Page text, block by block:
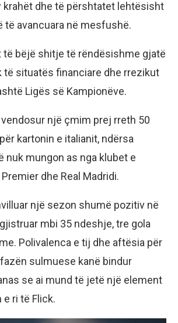
krahët dhe të përshtatet lehtësisht
të avancuara në mesfushë.
bëjë shitje të rëndësishme gjatë
të situatës financiare dhe rrezikut
Ligës së Kampionëve.
një çmim prej rreth 50
kartonin e italianit, ndërsa
nuk mungon as nga klubet e
dhe Real Madridi.
një sezon shumë pozitiv në
mbi 35 ndeshje, tre gola
Polivalenca e tij dhe aftësia për
sulmuese kanë bindur
se ai mund të jetë një element
ri të Flick.